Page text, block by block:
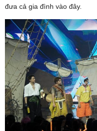
đưa cả gia đình vào đây.